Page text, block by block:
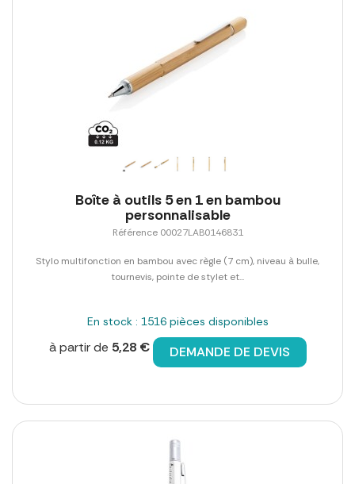
Boîte à outils 5 en 1 en bambou
personnalisable
Référence 00027LAB0146831
Stylo multifonction en bambou avec règle (7 cm), niveau à bulle,
tournevis, pointe de stylet et...
En stock : 1516 pièces disponibles
à partir de 5,28 € DEMANDE DE DEVIS